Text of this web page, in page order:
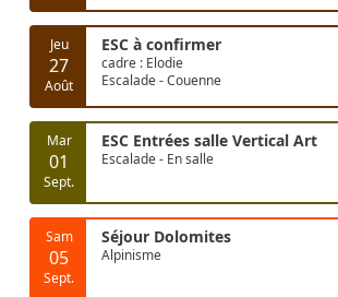
Jeu
27
Août
ESC à confirmer
cadre : Elodie
Escalade - Couenne
Mar
01
Sept.
ESC Entrées salle Vertical Art
Escalade - En salle
Sam
05
Sept.
Séjour Dolomites
Alpinisme